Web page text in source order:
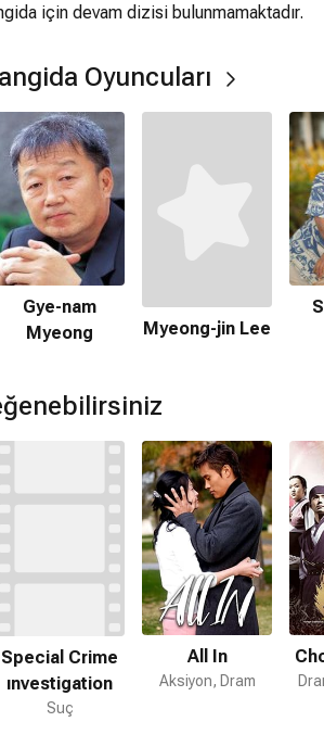
için devam dizisi bulunmamaktadır.
Oyuncuları
Gye-nam
Myeong
Myeong-jin Lee
Special Crime
ınvestigation
Suç
All In
Aksiyon, Dram